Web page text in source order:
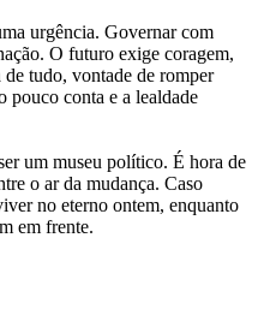
urgência. Governar com
O futuro exige coragem,
de tudo, vontade de romper
pouco conta e a lealdade
um museu político. É hora de
o ar da mudança. Caso
no eterno ontem, enquanto
em frente.